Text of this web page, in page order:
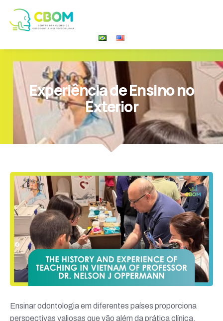
Experiência de Ensino no
Exterior
Ensinar odontologia em diferentes países proporciona
perspectivas valiosas que vão além da prática clínica.